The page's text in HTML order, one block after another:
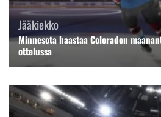
Jääkiekko
Minnesota haastaa Coloradon
ottelussa